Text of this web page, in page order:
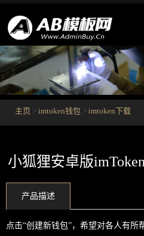
主页 > imtoken钱包 > imtoken下载
小狐狸安卓版
产品描述
点击“创建新钱包”，希望对各人有所